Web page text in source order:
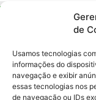
de
Usamos tecnologias
informações do
navegação e exibir
essas tecnologias nos
de navegação ou IDs
Ockara é uma